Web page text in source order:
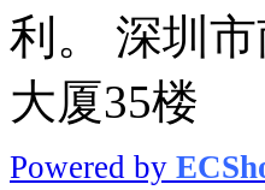
利。 深圳
大厦35楼
Powered by